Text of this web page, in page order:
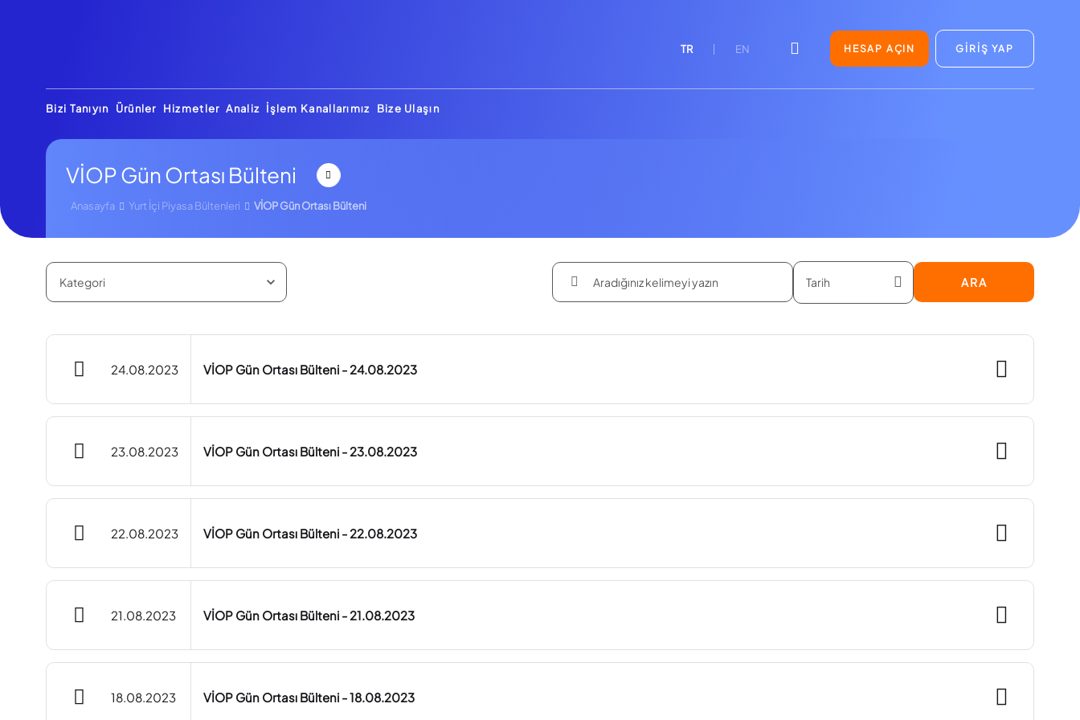
TR EN HESAP AÇIN GİRİŞ YAP
Bizi Tanıyın Ürünler Hizmetler Analiz İşlem Kanallarımız Bize Ulaşın
VİOP Gün Ortası Bülteni
Anasayfa Yurt İçi Piyasa Bültenleri VİOP Gün Ortası Bülteni
ARA
24.08.2023 VİOP Gün Ortası Bülteni - 24.08.2023
23.08.2023 VİOP Gün Ortası Bülteni - 23.08.2023
22.08.2023 VİOP Gün Ortası Bülteni - 22.08.2023
21.08.2023 VİOP Gün Ortası Bülteni - 21.08.2023
18.08.2023 VİOP Gün Ortası Bülteni - 18.08.2023